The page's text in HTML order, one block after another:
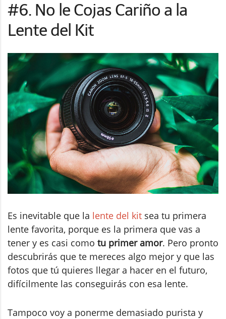
#6. No le Cojas Cariño a la
Lente del Kit
Es inevitable que la lente del kit sea tu primera
lente favorita, porque es la primera que vas a
tener y es casi como tu primer amor. Pero pronto
descubrirás que te mereces algo mejor y que las
fotos que tú quieres llegar a hacer en el futuro,
difícilmente las conseguirás con esa lente.
Tampoco voy a ponerme demasiado purista y